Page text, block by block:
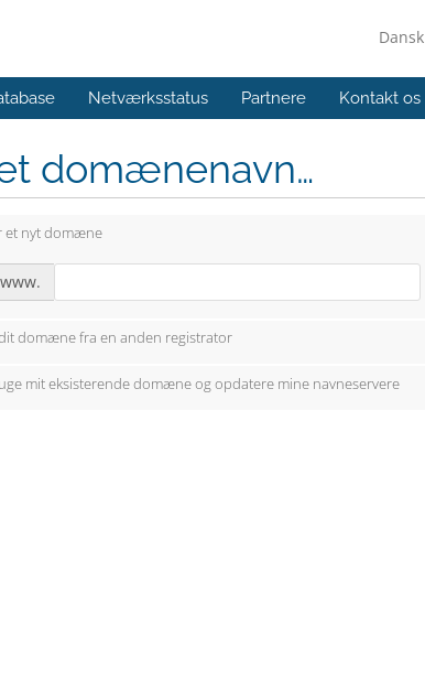
Dansk
Netværksstatus Partnere Kontakt os
domænenavn…
et nyt domæne
www.
domæne fra en anden registrator
mit eksisterende domæne og opdatere mine navneservere